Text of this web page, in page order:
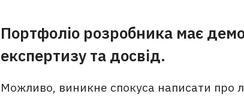
Портфоліо розробника має
експертизу та досвід.
Можливо, виникне спокуса написати про